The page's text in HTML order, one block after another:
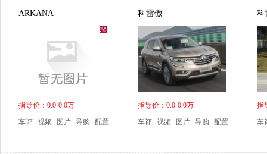
ARKANA
指导价：0.0-0.0万
车评 视频 图片 导购 配置
科雷傲
指导价：0.0-0.0万
车评 视频 图片 导购 配置
科
指
车